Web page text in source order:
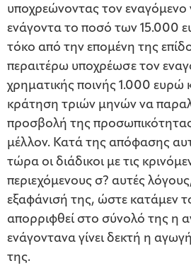
υποχρεώνοντας τον εναγόμενο
ενάγοντα το ποσό των 15.000
τόκο από την επομένη της
περαιτέρω υποχρέωσε τον
χρηματικής ποινής 1.000 ευρώ
κράτηση τριών μηνών να
προσβολή της
μέλλον. Κατά της απόφασης
τώρα οι διάδικοι με τις
περιεχόμενους σ? αυτές
εξαφάνισή της, ώστε κατάμεν
απορριφθεί στο σύνολό της η
ενάγοντανα γίνει δεκτή η
της.